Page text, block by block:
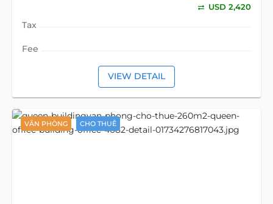
USD 2,420
Tax
Fee
VIEW DETAIL
VĂN PHÒNG CHO THUÊ